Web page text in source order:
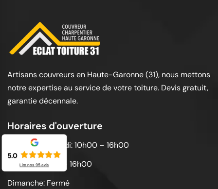
Artisans couvreurs en Haute-Garonne (31), nous mettons
notre expertise au service de votre toiture. Devis gratuit,
garantie décennale.
Horaires d'ouverture
Lundi au vendredi: 10h00 – 16h00
Samedi: 10h00 – 16h00
Dimanche: Fermé
5.0
Lire nos 95avis